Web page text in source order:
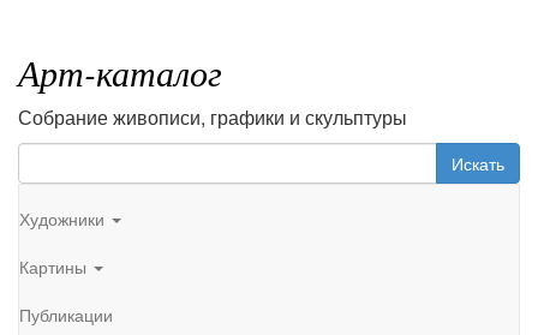
Арт-каталог
Собрание живописи, графики и скульптуры
Искать
Художники
Картины
Публикации